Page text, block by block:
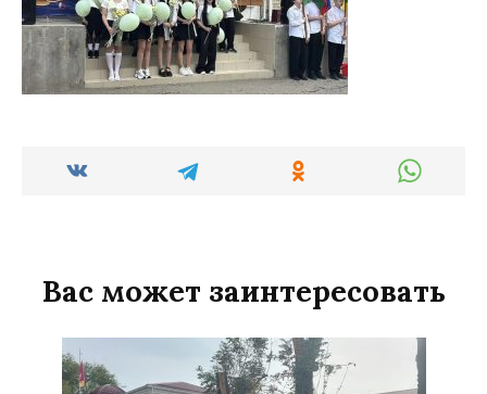
Вас может заинтересовать